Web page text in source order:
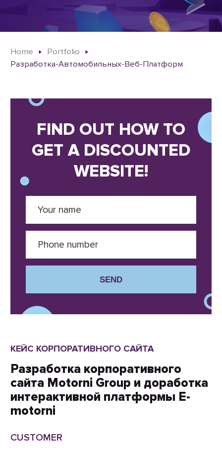
Home
Portfolio
Разработка-Автомобильных-Веб-Платформ
FIND OUT HOW TO
GET A DISCOUNTED
WEBSITE!
SEND
КЕЙС КОРПОРАТИВНОГО САЙТА
Разработка корпоративного
сайта Motorni Group и доработка
интерактивной платформы E-
motorni
CUSTOMER